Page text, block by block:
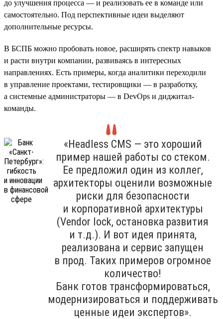
до улучшения процесса — и реализовать ее в команде или
самостоятельно. Под перспективные идеи выделяют
дополнительные ресурсы.
В БСПБ можно пробовать новое, расширять спектр навыков
и расти внутри компании, развиваясь в интересных
направлениях. Есть примеры, когда аналитики переходили
в управление проектами, тестировщики — в разработку,
а системные администраторы — в DevOps и диджитал-
команды.
«Headless CMS — это хороший
пример нашей работы со стеком.
Ее предложил один из коллег,
архитекторы оценили возможные
риски для безопасности
и корпоративной архитектуры
(Vendor lock, остановка развития
и т.д.). И вот идея принята,
реализована и сервис запущен
в прод. Таких примеров огромное
количество!
Банк готов трансформироваться,
модернизироваться и поддерживать
ценные идеи экспертов».